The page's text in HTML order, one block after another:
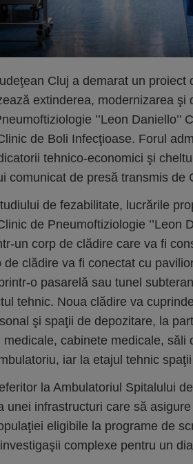
Cluj a demarat un proiect
extinderea, modernizarea şi
’’Leon
de Boli Infecţioase. Forul
tehnico-economici şi
comunicat de presă transmis de
de fezabilitate, lucrările
de Pneumoftiziologie ’’Leon
un corp de clădire care va fi
de clădire va fi conectat cu
o pasarelă sau tunel
tehnic. Noua clădire va
şi spaţii de depozitare, la
medicale, cabinete medicale, săli
iar la etajul tehnic
la Ambulatoriul Spitalului
unei infrastructuri care să
eligibile la programe de
complexe pentru un